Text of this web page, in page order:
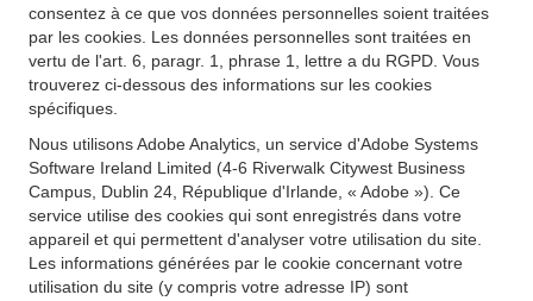
consentez à ce que vos données personnelles soient traitées
par les cookies. Les données personnelles sont traitées en
vertu de l'art. 6, paragr. 1, phrase 1, lettre a du RGPD. Vous
trouverez ci-dessous des informations sur les cookies
spécifiques.
Nous utilisons Adobe Analytics, un service d'Adobe Systems
Software Ireland Limited (4-6 Riverwalk Citywest Business
Campus, Dublin 24, République d'Irlande, « Adobe »). Ce
service utilise des cookies qui sont enregistrés dans votre
appareil et qui permettent d'analyser votre utilisation du site.
Les informations générées par le cookie concernant votre
utilisation du site (y compris votre adresse IP) sont